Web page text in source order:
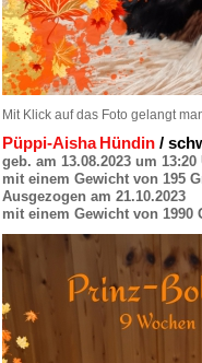
Mit Klick auf das Foto gelangt
Püppi-Aisha Hündin /
geb. am 13.08.2023 um 13:20
mit einem Gewicht von 195
Ausgezogen am 21.10.2023
mit einem Gewicht von 1990